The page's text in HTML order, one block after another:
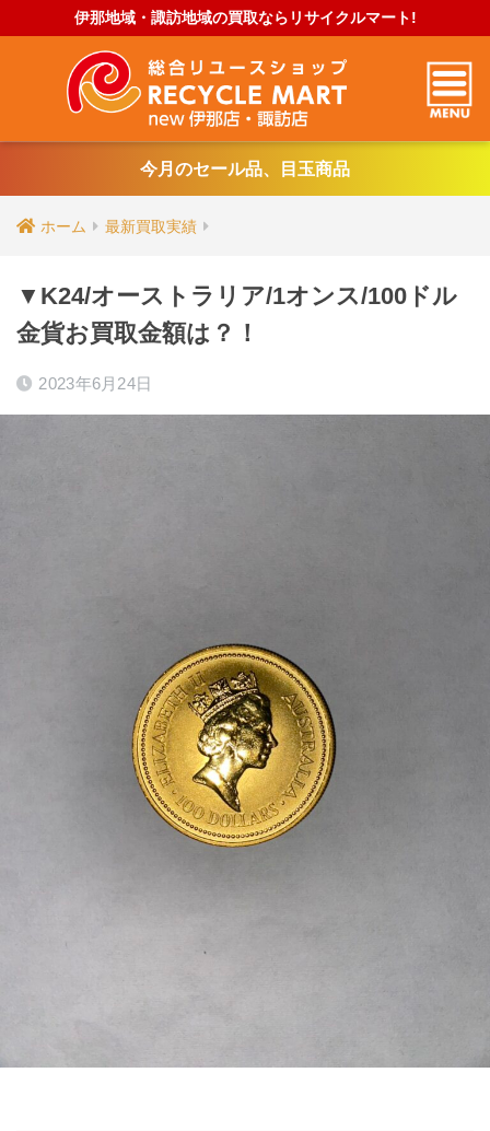
伊那地域・諏訪地域の買取ならリサイクルマート!
今月のセール品、目玉商品
ホーム 最新買取実績
▼K24/オーストラリア/1オンス/100ドル
金貨お買取金額は？！
2023年6月24日